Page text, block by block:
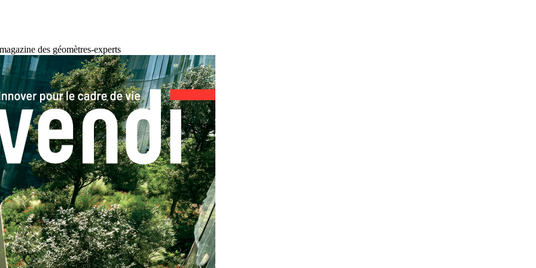
des géomètres-experts